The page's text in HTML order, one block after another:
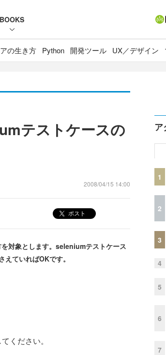
BOOKS
の生き方 Python 開発ツール UX／デザイン
テストケースの
2008/04/15 14:00
ポスト
対象とします。seleniumテストケース
ていればOKです。
ください。
ア
1
2
3
4
5
6
7